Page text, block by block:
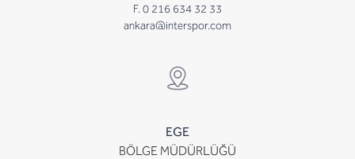
F. 0 216 634 32 33
ankara@interspor.com
EGE
BÖLGE MÜDÜRLÜĞÜ